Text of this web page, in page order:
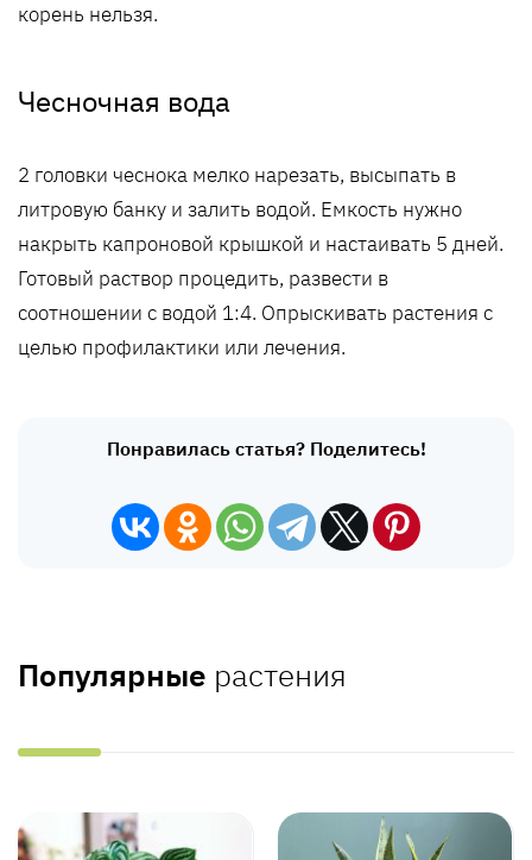
корень нельзя.
Чесночная вода
2 головки чеснока мелко нарезать, высыпать в
литровую банку и залить водой. Емкость нужно
накрыть капроновой крышкой и настаивать 5 дней.
Готовый раствор процедить, развести в
соотношении с водой 1:4. Опрыскивать растения с
целью профилактики или лечения.
Понравилась статья? Поделитесь!
Популярные растения